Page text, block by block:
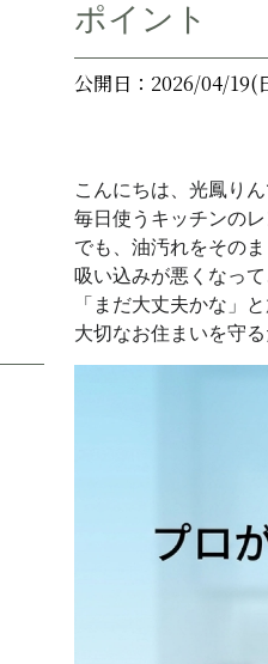
ポイント
公開日：2026/04/19(
こんにちは、光鳳りん
毎日使うキッチンの
でも、油汚れをその
吸い込みが悪くなっ
「まだ大丈夫かな」
大切なお住まいを守